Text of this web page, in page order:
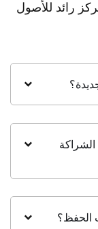
رائد للأصول
الحفظ؟